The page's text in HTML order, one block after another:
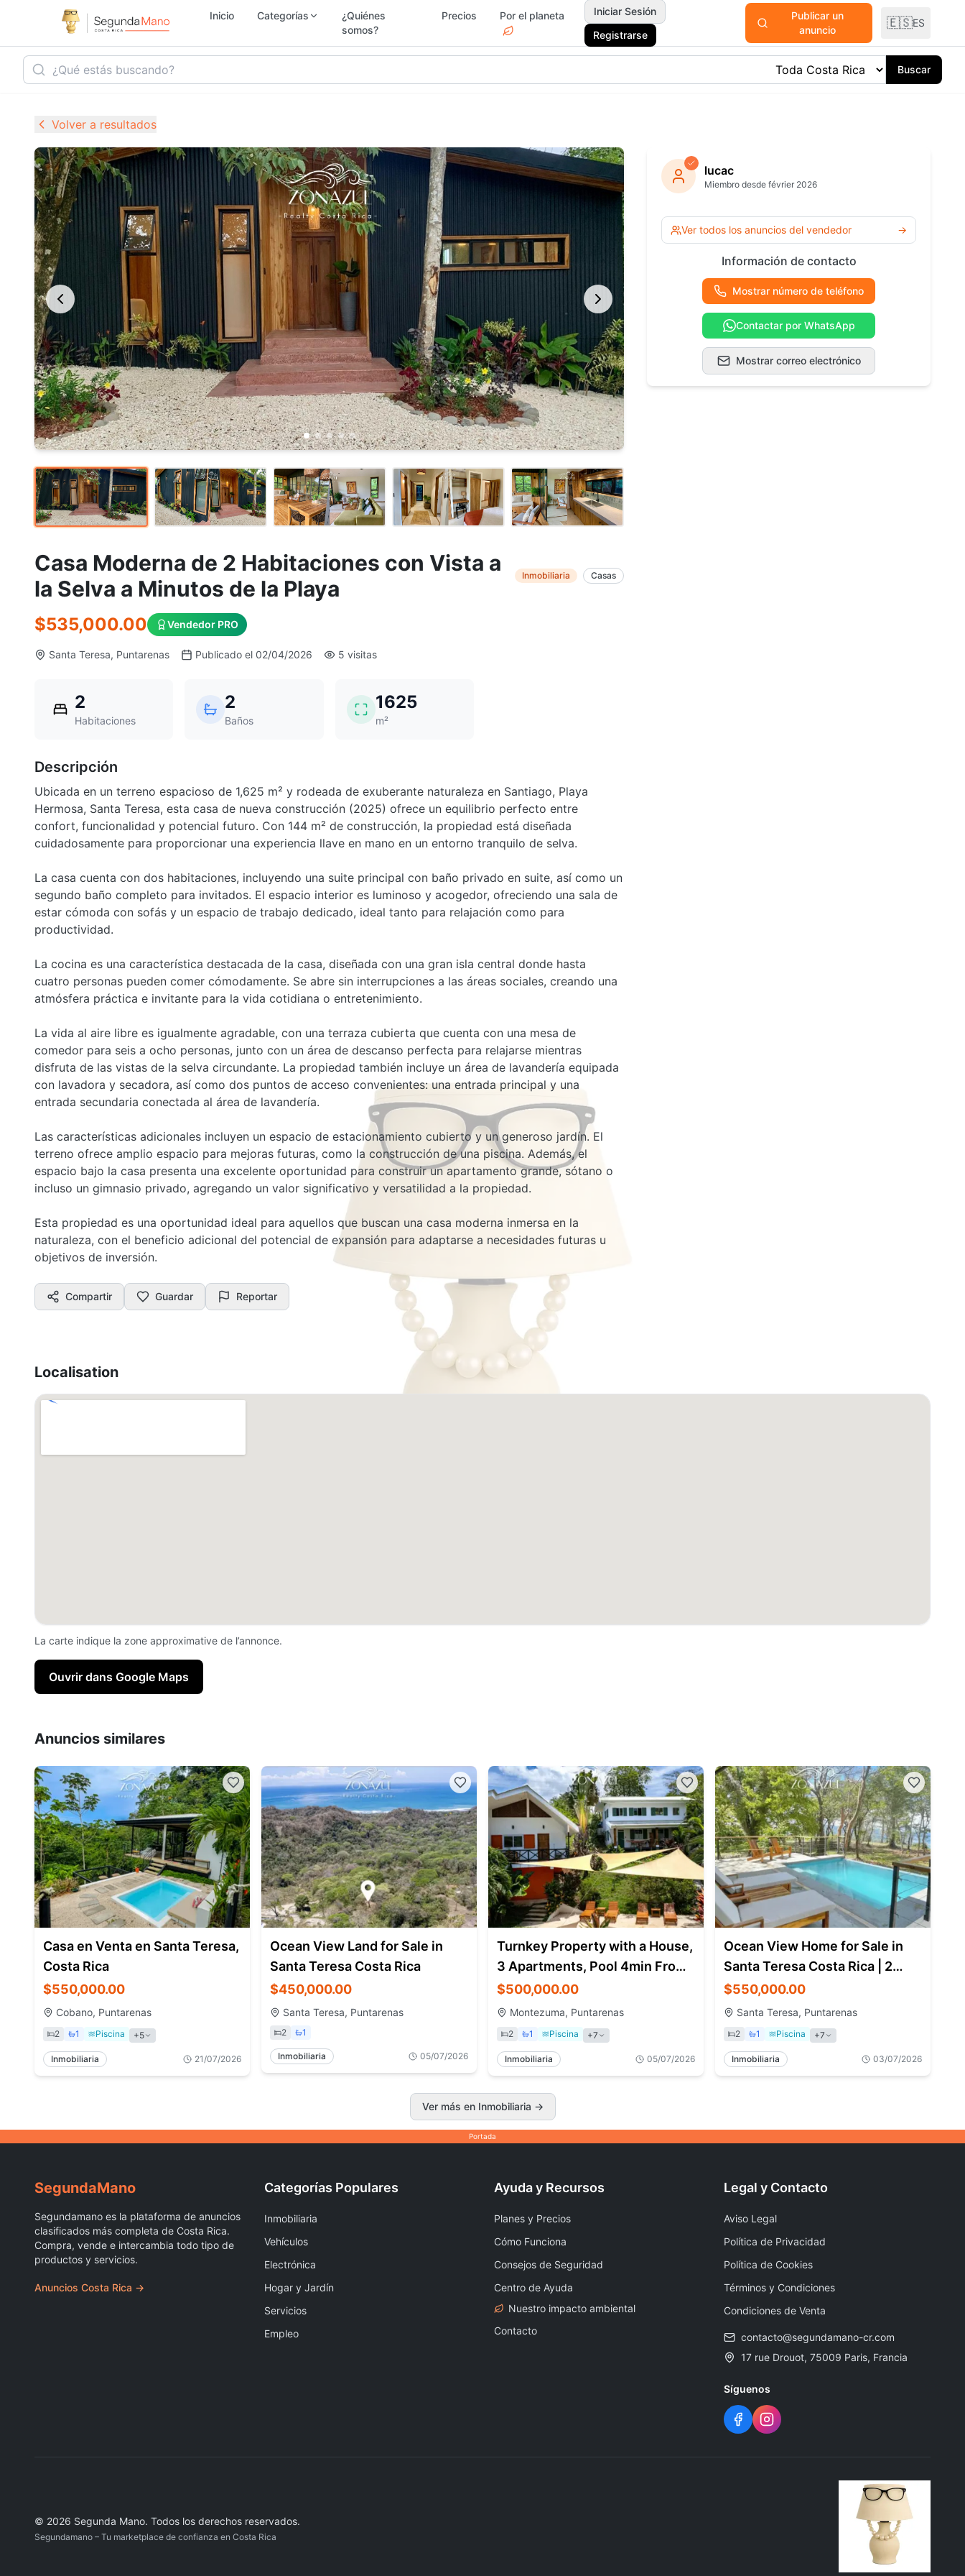
Inicio Categorías
¿Quiénes
somos?
Precios Por el planeta
Iniciar Sesión
Registrarse
Publicar un
anuncio
🇪🇸ES
Vehículos
Empleo
Servicios
Mascotas
Juegos y Juguetes
Moda y
Accesorios
Actividades y Ocio
Jardín y Plantas
Ferretería y
Droguería
Surf & Océano
Ver todas las
categorías
Buscar
Volver a resultados
Portada
Casa Moderna de 2 Habitaciones con Vista a
la Selva a Minutos de la Playa
Inmobiliaria Casas
$535,000.00 Vendedor PRO
Santa Teresa, Puntarenas Publicado el 02/04/2026 5 visitas
2
Habitaciones
2
Baños
1625
m²
Descripción
Ubicada en un terreno espacioso de 1,625 m² y rodeada de exuberante naturaleza en Santiago, Playa
Hermosa, Santa Teresa, esta casa de nueva construcción (2025) ofrece un equilibrio perfecto entre
confort, funcionalidad y potencial futuro. Con 144 m² de construcción, la propiedad está diseñada
cuidadosamente para proporcionar una experiencia llave en mano en un entorno tranquilo de selva.
La casa cuenta con dos habitaciones, incluyendo una suite principal con baño privado en suite, así como un
segundo baño completo para invitados. El espacio interior es luminoso y acogedor, ofreciendo una sala de
estar cómoda con sofás y un espacio de trabajo dedicado, ideal tanto para relajación como para
productividad.
La cocina es una característica destacada de la casa, diseñada con una gran isla central donde hasta
cuatro personas pueden comer cómodamente. Se abre sin interrupciones a las áreas sociales, creando una
atmósfera práctica e invitante para la vida cotidiana o entretenimiento.
La vida al aire libre es igualmente agradable, con una terraza cubierta que cuenta con una mesa de
comedor para seis a ocho personas, junto con un área de descanso perfecta para relajarse mientras
disfruta de las vistas de la selva circundante. La propiedad también incluye un área de lavandería equipada
con lavadora y secadora, así como dos puntos de acceso convenientes: una entrada principal y una
entrada secundaria conectada al área de lavandería.
Las características adicionales incluyen un espacio de estacionamiento cubierto y un generoso jardín. El
terreno ofrece amplio espacio para mejoras futuras, como la construcción de una piscina. Además, el
espacio bajo la casa presenta una excelente oportunidad para construir un apartamento grande, sótano o
incluso un gimnasio privado, agregando un valor significativo y versatilidad a la propiedad.
Esta propiedad es una oportunidad ideal para aquellos que buscan una casa moderna inmersa en la
naturaleza, con el beneficio adicional del potencial de expansión para adaptarse a necesidades futuras u
objetivos de inversión.
Compartir Guardar Reportar
lucac
Miembro desde février 2026
Ver todos los anuncios del vendedor →
Información de contacto
Mostrar número de teléfono
Contactar por WhatsApp
Mostrar correo electrónico
Localisation
La carte indique la zone approximative de l’annonce.
Ouvrir dans Google Maps
Anuncios similares
Casa en Venta en Santa Teresa,
Costa Rica
$550,000.00
Cobano, Puntarenas
2 1 Piscina +5
Inmobiliaria 21/07/2026
Ocean View Land for Sale in
Santa Teresa Costa Rica
$450,000.00
Santa Teresa, Puntarenas
2 1
Inmobiliaria 05/07/2026
Turnkey Property with a House,
3 Apartments, Pool 4min From
Montezuma
$500,000.00
Montezuma, Puntarenas
2 1 Piscina +7
Inmobiliaria 05/07/2026
Ocean View Home for Sale in
Santa Teresa Costa Rica | 2
Bedroom
$550,000.00
Santa Teresa, Puntarenas
2 1 Piscina +7
Inmobiliaria 03/07/2026
Ver más en Inmobiliaria →
SegundaMano
Segundamano es la plataforma de anuncios
clasificados más completa de Costa Rica.
Compra, vende e intercambia todo tipo de
productos y servicios.
Anuncios Costa Rica →
Categorías Populares
Inmobiliaria
Vehículos
Electrónica
Hogar y Jardín
Servicios
Empleo
Ayuda y Recursos
Planes y Precios
Cómo Funciona
Consejos de Seguridad
Centro de Ayuda
Nuestro impacto ambiental
Contacto
Legal y Contacto
Aviso Legal
Política de Privacidad
Política de Cookies
Términos y Condiciones
Condiciones de Venta
contacto@segundamano-cr.com
17 rue Drouot, 75009 Paris, Francia
Síguenos
© 2026 Segunda Mano. Todos los derechos reservados.
Segundamano – Tu marketplace de confianza en Costa Rica